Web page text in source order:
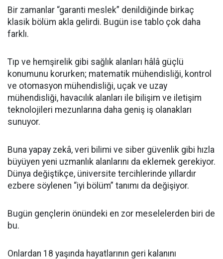
Bir zamanlar “garanti meslek” denildiğinde birkaç
klasik bölüm akla gelirdi. Bugün ise tablo çok daha
farklı.
Tıp ve hemşirelik gibi sağlık alanları hâlâ güçlü
konumunu korurken; matematik mühendisliği, kontrol
ve otomasyon mühendisliği, uçak ve uzay
mühendisliği, havacılık alanları ile bilişim ve iletişim
teknolojileri mezunlarına daha geniş iş olanakları
sunuyor.
Buna yapay zekâ, veri bilimi ve siber güvenlik gibi hızla
büyüyen yeni uzmanlık alanlarını da eklemek gerekiyor.
Dünya değiştikçe, üniversite tercihlerinde yıllardır
ezbere söylenen “iyi bölüm” tanımı da değişiyor.
Bugün gençlerin önündeki en zor meselelerden biri de
bu.
Onlardan 18 yaşında hayatlarının geri kalanını